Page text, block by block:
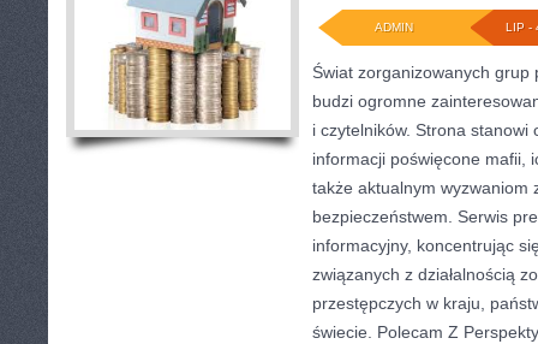
LIP -
ADMIN
Świat zorganizowanych grup
budzi ogromne
i czytelników. Strona stanowi
informacji poświęcone mafii,
także aktualnym wyzwaniom
bezpieczeństwem. Serwis
informacyjny, koncentrując
związanych z działalnością
przestępczych w kraju,
świecie. Polecam Z